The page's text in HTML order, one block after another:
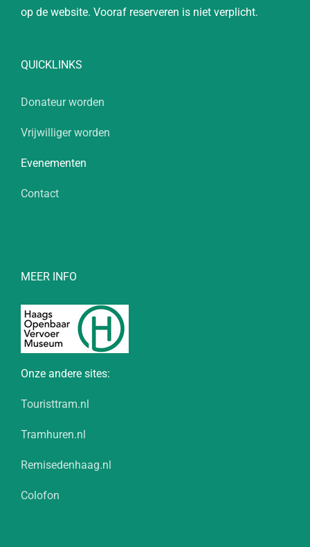
op de website. Vooraf reserveren is niet verplicht.
QUICKLINKS
Donateur worden
Vrijwilliger worden
Evenementen
Contact
MEER INFO
Onze andere sites:
Touristtram.nl
Tramhuren.nl
Remisedenhaag.nl
Colofon